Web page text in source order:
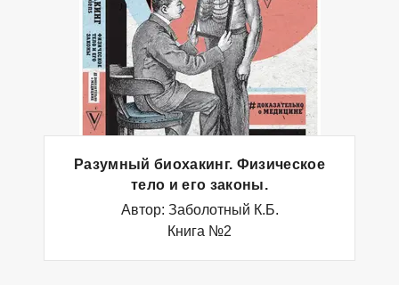
Разумный биохакинг. Физическое
тело и его законы.
Автор: Заболотный К.Б.
Книга №2